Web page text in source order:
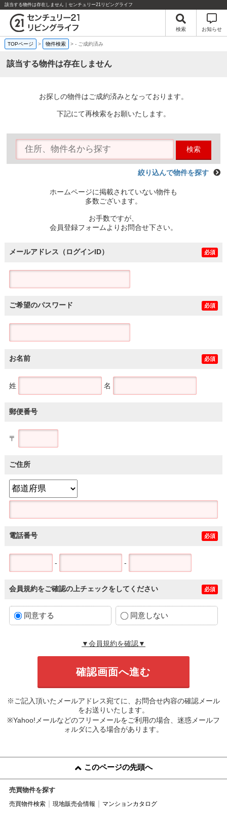
該当する物件は存在しません｜センチュリー21リビングライフ
検索 お知らせ
TOPページ > 物件検索 >- ご成約済み
該当する物件は存在しません
お探しの物件はご成約済みとなっております。
下記にて再検索をお願いたします。
検索
絞り込んで物件を探す
ホームページに掲載されていない物件も
多数ございます。
お手数ですが、
会員登録フォームよりお問合せ下さい。
メールアドレス（ログインID） 必須
ご希望のパスワード 必須
お名前 必須
姓 名
郵便番号
〒
ご住所
電話番号 必須
- -
会員規約をご確認の上チェックをしてください 必須
同意する 同意しない
▼会員規約を確認▼
※ご記入頂いたメールアドレス宛てに、お問合せ内容の確認メール
をお送りいたします。
※Yahoo!メールなどのフリーメールをご利用の場合、迷惑メールフ
ォルダに入る場合があります。
このページの先頭へ
売買物件を探す
売買物件検索 現地販売会情報 マンションカタログ